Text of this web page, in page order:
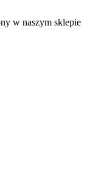
w naszym sklepie